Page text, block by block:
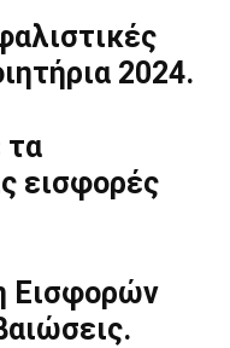
2024.
τα
εισφορές
Εισφορών